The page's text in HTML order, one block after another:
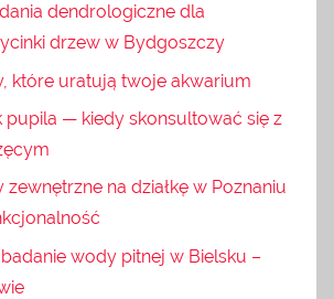
dendrologiczne dla
drzew w Bydgoszczy
które uratują twoje akwarium
— kiedy skonsultować się z
zewnętrzne na działkę w Poznaniu
wody pitnej w Bielsku –